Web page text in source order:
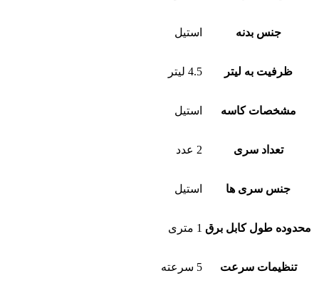
جنس بدنه استیل
ظرفیت به لیتر 4.5 لیتر
مشخصات کاسه استیل
تعداد سری 2 عدد
جنس سری ها استیل
محدوده طول کابل برق 1 متری
تنظیمات سرعت 5 سرعته